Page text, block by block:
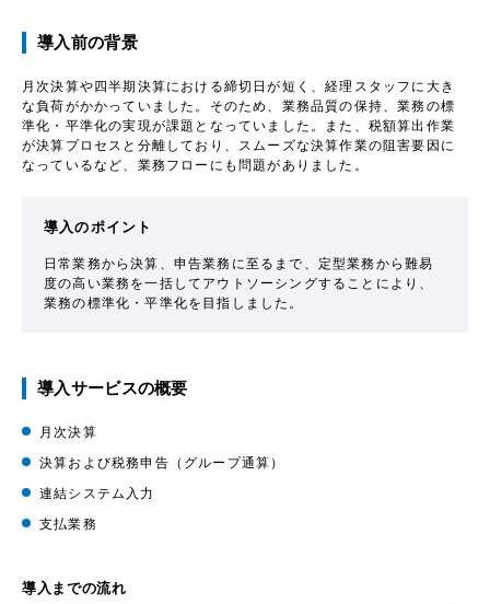
導入前の背景
月次決算や四半期決算における締切日が短く、経理スタッフに大き
な負荷がかかっていました。そのため、業務品質の保持、業務の標
準化・平準化の実現が課題となっていました。また、税額算出作業
が決算プロセスと分離しており、スムーズな決算作業の阻害要因に
なっているなど、業務フローにも問題がありました。
導入のポイント
日常業務から決算、申告業務に至るまで、定型業務から難易
度の高い業務を一括してアウトソーシングすることにより、
業務の標準化・平準化を目指しました。
導入サービスの概要
月次決算
決算および税務申告（グループ通算）
連結システム入力
支払業務
導入までの流れ